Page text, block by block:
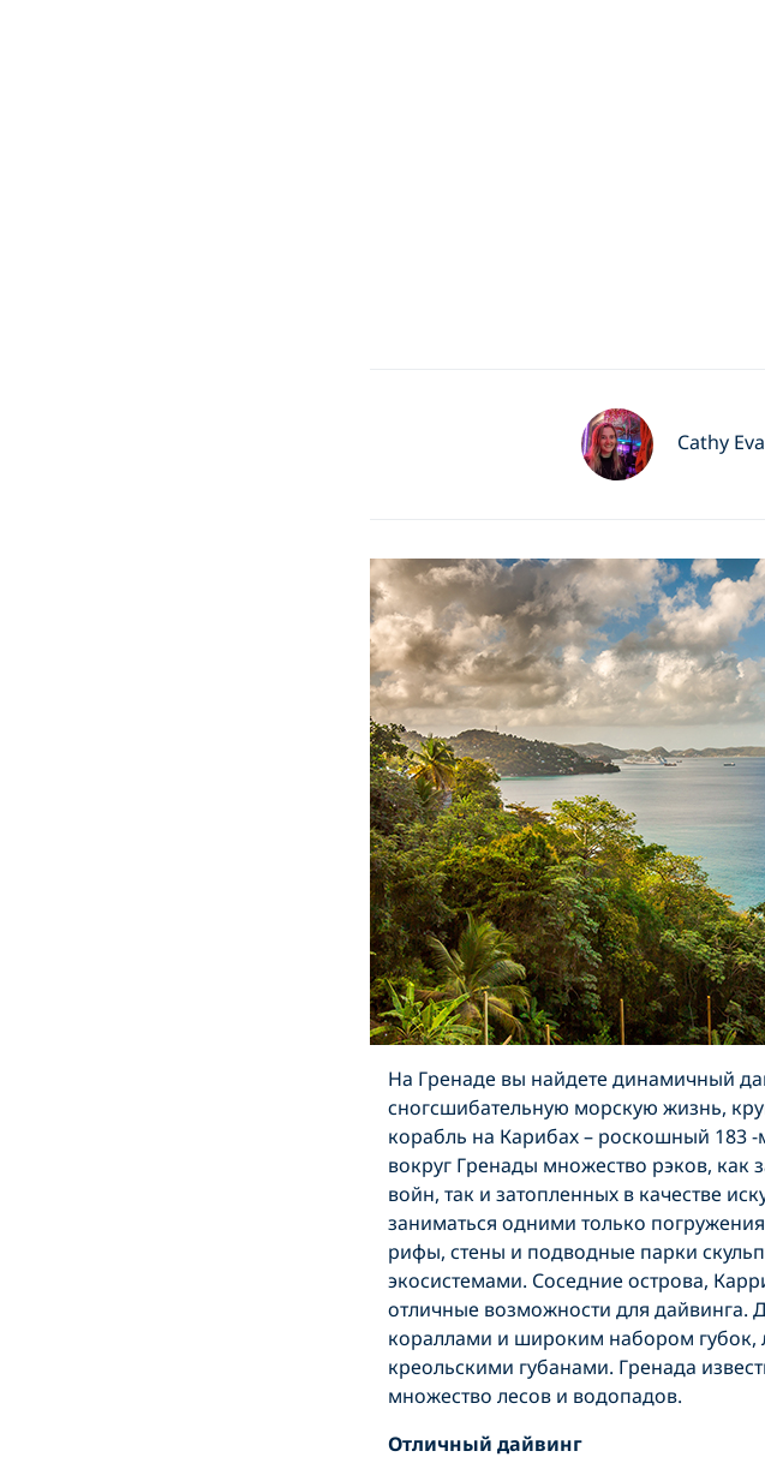
Cathy
На Гренаде вы найдете динамичный
сногсшибательную морскую жизнь,
корабль на Карибах – роскошный 183
вокруг Гренады множество рэков, как
войн, так и затопленных в качестве
заниматься одними только
рифы, стены и подводные парки
экосистемами. Соседние острова,
отличные возможности для дайвинга.
кораллами и широким набором губок,
креольскими губанами. Гренада
множество лесов и водопадов.
Отличный дайвинг